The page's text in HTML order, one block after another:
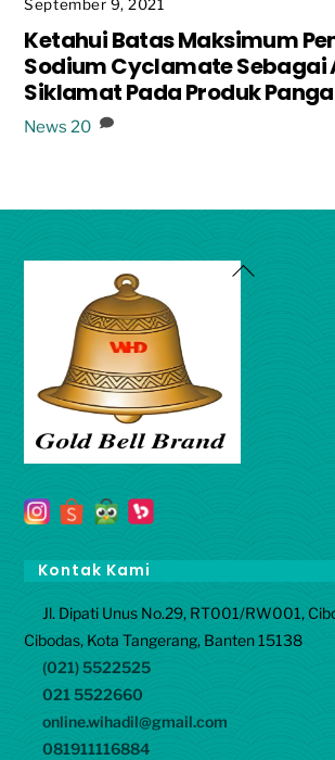
September 9, 2021
Ketahui Batas Maksimum
Sodium Cyclamate Sebagai
Siklamat Pada Produk
News 20
Back
Kontak Kami
Jl. Dipati Unus No.29, RT001/RW001,
Cibodas, Kota Tangerang, Banten 15138
(021) 5522525
021 5522660
online.wihadil@gmail.com
081911116884